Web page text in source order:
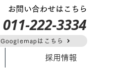
お問い合わせはこちら
011-222-3334
Googlemapはこちら
採用情報